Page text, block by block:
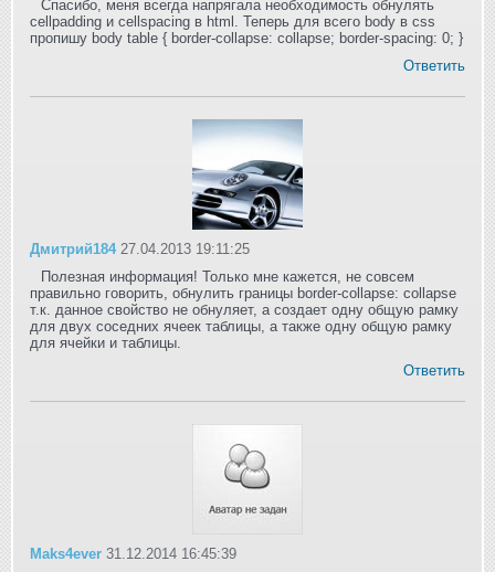
Спасибо, меня всегда напрягала необходимость обнулять
cellpadding и cellspacing в html. Теперь для всего body в css
пропишу body table { border-collapse: collapse; border-spacing: 0; }
Ответить
Дмитрий184 27.04.2013 19:11:25
Полезная информация! Только мне кажется, не совсем
правильно говорить, обнулить границы border-collapse: collapse
т.к. данное свойство не обнуляет, а создает одну общую рамку
для двух соседних ячеек таблицы, а также одну общую рамку
для ячейки и таблицы.
Ответить
Maks4ever 31.12.2014 16:45:39